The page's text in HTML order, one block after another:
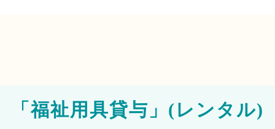
「福祉用具貸与」(レンタル)